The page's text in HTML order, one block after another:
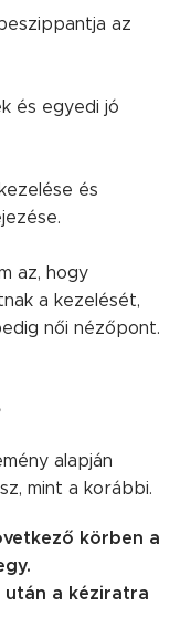
az
és egyedi jó
és
az, hogy
a kezelését,
női nézőpont.
alapján
mint a korábbi.
körben a
a kéziratra